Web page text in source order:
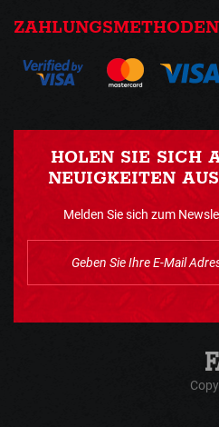
ZAHLUNGSMETHODEN
HOLEN SIE SICH
NEUIGKEITEN
Melden Sie sich zum